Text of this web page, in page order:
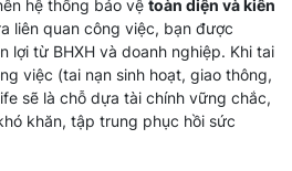
hệ thống bảo vệ toàn diện và kiên
liên quan công việc, bạn được
lợi từ BHXH và doanh nghiệp. Khi tai
việc (tai nạn sinh hoạt, giao thông,
sẽ là chỗ dựa tài chính vững chắc,
khăn, tập trung phục hồi sức